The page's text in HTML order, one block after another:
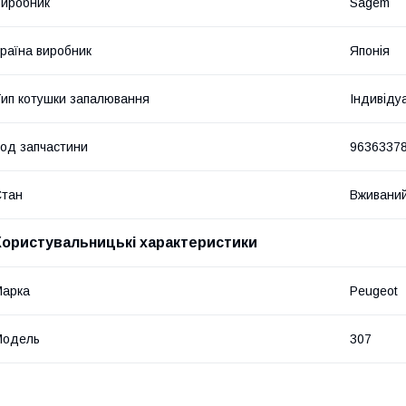
виробник Японія
котушки запалювання
запчастини
характеристики
Peugeot
307